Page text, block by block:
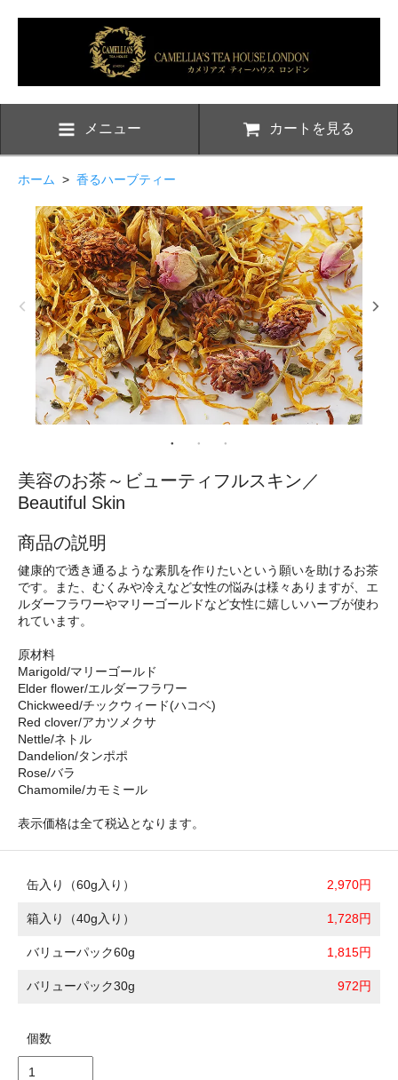
メニュー カートを見る
ホーム > 香るハーブティー
美容のお茶～ビューティフルスキン／
Beautiful Skin
商品の説明
健康的で透き通るような素肌を作りたいという願いを助けるお茶
です。また、むくみや冷えなど女性の悩みは様々ありますが、エ
ルダーフラワーやマリーゴールドなど女性に嬉しいハーブが使わ
れています。
原材料
Marigold/マリーゴールド
Elder flower/エルダーフラワー
Chickweed/チックウィード(ハコベ)
Red clover/アカツメクサ
Nettle/ネトル
Dandelion/タンポポ
Rose/バラ
Chamomile/カモミール
表示価格は全て税込となります。
缶入り（60g入り） 2,970円
箱入り（40g入り） 1,728円
バリューパック60g 1,815円
バリューパック30g 972円
個数